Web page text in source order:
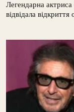
Легендарна актриса
відвідала